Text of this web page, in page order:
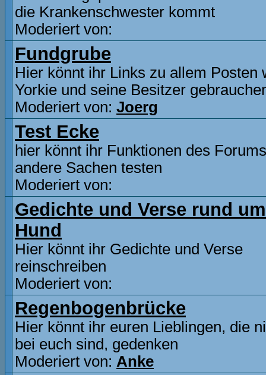
die Krankenschwester kommt
Moderiert von:
Fundgrube
Hier könnt ihr Links zu allem Posten
Yorkie und seine Besitzer
Moderiert von: Joerg
Test Ecke
hier könnt ihr Funktionen des
andere Sachen testen
Moderiert von:
Gedichte und Verse rund
Hund
Hier könnt ihr Gedichte und Verse
reinschreiben
Moderiert von:
Regenbogenbrücke
Hier könnt ihr euren Lieblingen, die
bei euch sind, gedenken
Moderiert von: Anke